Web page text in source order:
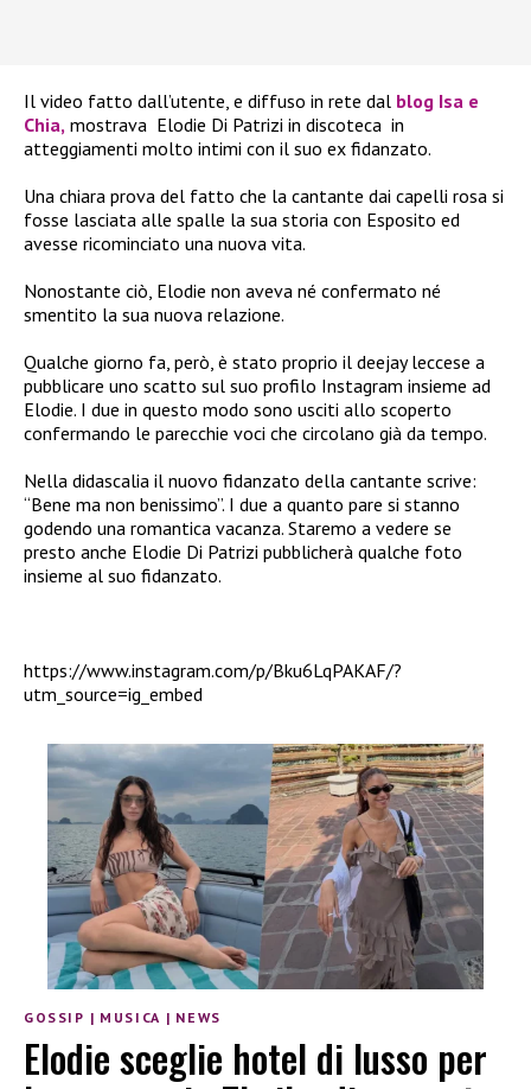
Il video fatto dall’utente, e diffuso in rete dal blog Isa e
Chia, mostrava Elodie Di Patrizi in discoteca in
atteggiamenti molto intimi con il suo ex fidanzato.
Una chiara prova del fatto che la cantante dai capelli rosa si
fosse lasciata alle spalle la sua storia con Esposito ed
avesse ricominciato una nuova vita.
Nonostante ciò, Elodie non aveva né confermato né
smentito la sua nuova relazione.
Qualche giorno fa, però, è stato proprio il deejay leccese a
pubblicare uno scatto sul suo profilo Instagram insieme ad
Elodie. I due in questo modo sono usciti allo scoperto
confermando le parecchie voci che circolano già da tempo.
Nella didascalia il nuovo fidanzato della cantante scrive:
“Bene ma non benissimo”. I due a quanto pare si stanno
godendo una romantica vacanza. Staremo a vedere se
presto anche Elodie Di Patrizi pubblicherà qualche foto
insieme al suo fidanzato.
https://www.instagram.com/p/Bku6LqPAKAF/?
utm_source=ig_embed
GOSSIP | MUSICA | NEWS
Elodie sceglie hotel di lusso per